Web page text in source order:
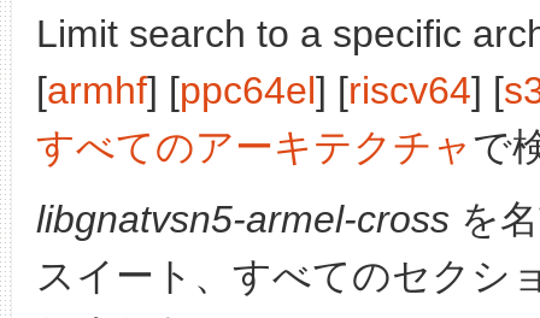
Limit search to a specific
[armhf] [ppc64el] [riscv64] [
すべてのアーキテクチャで
libgnatvsn5-armel-cross を
スイート、すべてのセクシ